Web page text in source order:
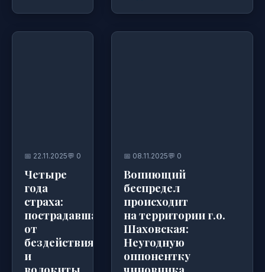
📅 22.11.2025💬 0
Четыре
года
страха:
пострадавшая
от
бездействия
и
📅 08.11.2025💬 0
Вопиющий
беспредел
происходит
на территории г.о.
Шаховская:
Неугодную
оппонентку